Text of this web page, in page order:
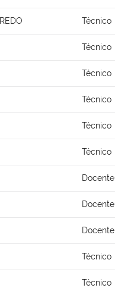
Técnico
Técnico
Técnico
Técnico
Técnico
Técnico
Docente
Docente
Docente
Técnico
Técnico